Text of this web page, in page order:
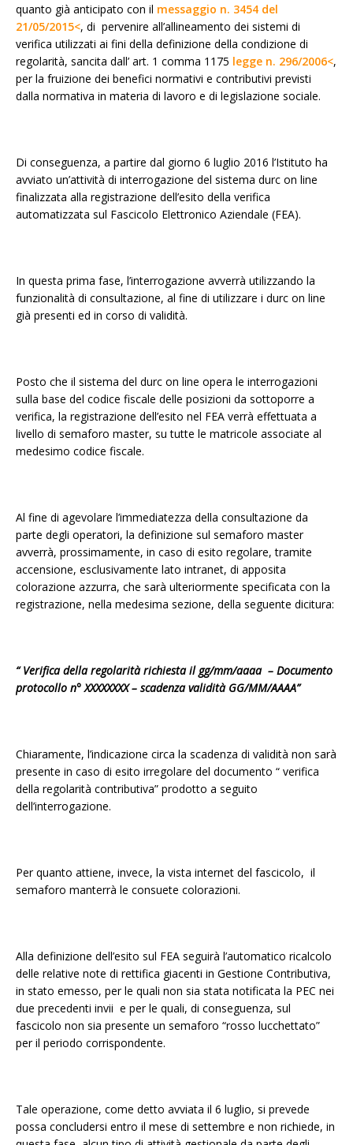
quanto già anticipato con il messaggio n. 3454 del
21/05/2015<, di pervenire all’allineamento dei sistemi di
verifica utilizzati ai fini della definizione della condizione di
regolarità, sancita dall’ art. 1 comma 1175 legge n. 296/2006<,
per la fruizione dei benefici normativi e contributivi previsti
dalla normativa in materia di lavoro e di legislazione sociale.
Di conseguenza, a partire dal giorno 6 luglio 2016 l’Istituto ha
avviato un’attività di interrogazione del sistema durc on line
finalizzata alla registrazione dell’esito della verifica
automatizzata sul Fascicolo Elettronico Aziendale (FEA).
In questa prima fase, l’interrogazione avverrà utilizzando la
funzionalità di consultazione, al fine di utilizzare i durc on line
già presenti ed in corso di validità.
Posto che il sistema del durc on line opera le interrogazioni
sulla base del codice fiscale delle posizioni da sottoporre a
verifica, la registrazione dell’esito nel FEA verrà effettuata a
livello di semaforo master, su tutte le matricole associate al
medesimo codice fiscale.
Al fine di agevolare l’immediatezza della consultazione da
parte degli operatori, la definizione sul semaforo master
avverrà, prossimamente, in caso di esito regolare, tramite
accensione, esclusivamente lato intranet, di apposita
colorazione azzurra, che sarà ulteriormente specificata con la
registrazione, nella medesima sezione, della seguente dicitura:
“ Verifica della regolarità richiesta il gg/mm/aaaa – Documento
protocollo n° XXXXXXXX – scadenza validità GG/MM/AAAA”
Chiaramente, l’indicazione circa la scadenza di validità non sarà
presente in caso di esito irregolare del documento “ verifica
della regolarità contributiva” prodotto a seguito
dell’interrogazione.
Per quanto attiene, invece, la vista internet del fascicolo, il
semaforo manterrà le consuete colorazioni.
Alla definizione dell’esito sul FEA seguirà l’automatico ricalcolo
delle relative note di rettifica giacenti in Gestione Contributiva,
in stato emesso, per le quali non sia stata notificata la PEC nei
due precedenti invii e per le quali, di conseguenza, sul
fascicolo non sia presente un semaforo “rosso lucchettato”
per il periodo corrispondente.
Tale operazione, come detto avviata il 6 luglio, si prevede
possa concludersi entro il mese di settembre e non richiede, in